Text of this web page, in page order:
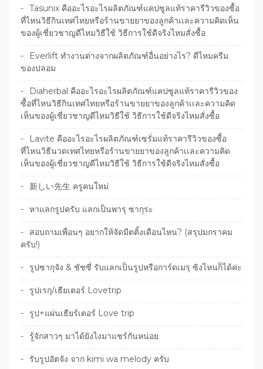
Tasunix คืออะไรอะไรผลิตภัณฑ์แคปซูลแท้ราคารีวิวของซื้อ
ที่ไหนวิธีกินเทศไทยหรือร้านขายยาของลูกค้าเเละความคิดเห็น
ของผู้เชี่ยวชาญดีไหมวิธีใช้ วิธีการใช้ดีจริงไหมสั่งซื้อ
Everlift ทำงานต่างจากผลิตภัณฑ์อื่นอย่างไร? ดีไหมครีม
ของปลอม
Diaherbal คืออะไรอะไรผลิตภัณฑ์แคปซูลแท้ราคารีวิวของ
ซื้อที่ไหนวิธีกินเทศไทยหรือร้านขายยาของลูกค้าเเละความคิด
เห็นของผู้เชี่ยวชาญดีไหมวิธีใช้ วิธีการใช้ดีจริงไหมสั่งซื้อ
Lavite คืออะไรอะไรผลิตภัณฑ์เซรั่มแท้ราคารีวิวของซื้อ
ที่ไหนวิธีนวดเทศไทยหรือร้านขายยาของลูกค้าเเละความคิด
เห็นของผู้เชี่ยวชาญดีไหมวิธีใช้ วิธีการใช้ดีจริงไหมสั่งซื้อ
新しい先生 ครูคนใหม่
หาแลกรูปครับ แลกเป็นพารุ ซากุระ
สอบถามเพื่อนๆ อยากให้จัดมีตติ้งเดือนไหน? (สรุปมกราคม
ครับ!)
รูปซากุจัง & ชัชซี่ รับแลกเป็นรูปหรือการ์ดเมรุ ซิงไหนก็ได้ค่ะ
รูปเรกุ/เธียเตอร์ Lovetrip
รูป+แผ่นเธียร์เตอร์ Love trip
รู้จักสาวๆ มาได้ยังไงมาแชร์กันหน่อย
รับรูปอัตจัง จาก kimi wa melody ครับ